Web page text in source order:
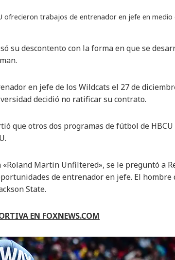
ofrecieron trabajos de entrenador en jefe en medio
su descontento con la forma en que se
en jefe de los Wildcats el 27 de
decidió no ratificar su contrato.
que otros dos programas de fútbol de
Martin Unfiltered», se le preguntó a
de entrenador en jefe. El hombre
State.
EN FOXNEWS.COM